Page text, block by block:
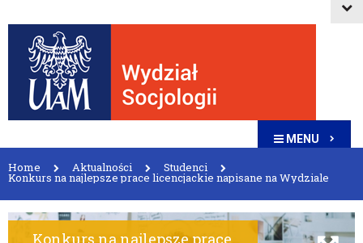
MENU
Home Aktualności Studenci
Konkurs na najlepsze prace licencjackie napisane na Wydziale
Socjologii UAM
Konkurs na najlepsze prace